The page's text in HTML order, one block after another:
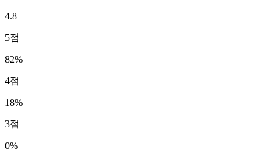
4.8
5점
82%
4점
18%
3점
0%